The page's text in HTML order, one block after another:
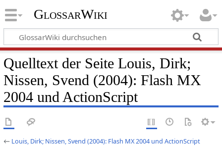
GlossarWiki
Quelltext der Seite Louis, Dirk;
Nissen, Svend (2004): Flash MX
2004 und ActionScript
← Louis, Dirk; Nissen, Svend (2004): Flash MX 2004 und ActionScript